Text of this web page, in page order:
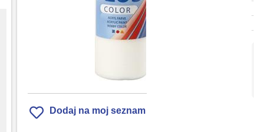
Dodaj na moj seznam